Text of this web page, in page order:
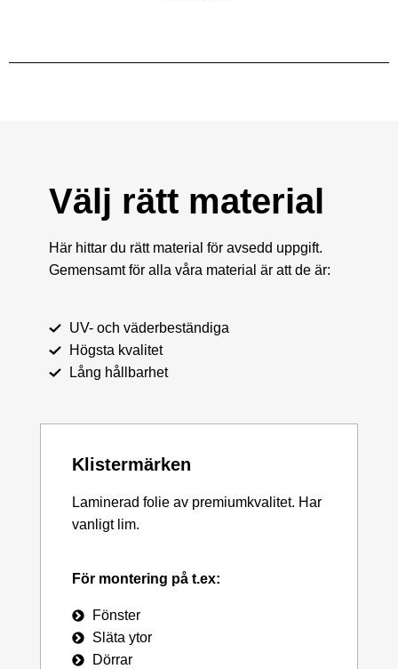
Välj rätt material
Här hittar du rätt material för avsedd uppgift.
Gemensamt för alla våra material är att de är:
UV- och väderbeständiga
Högsta kvalitet
Lång hållbarhet
Klistermärken
Laminerad folie av premiumkvalitet. Har
vanligt lim.
För montering på t.ex:
Fönster
Släta ytor
Dörrar